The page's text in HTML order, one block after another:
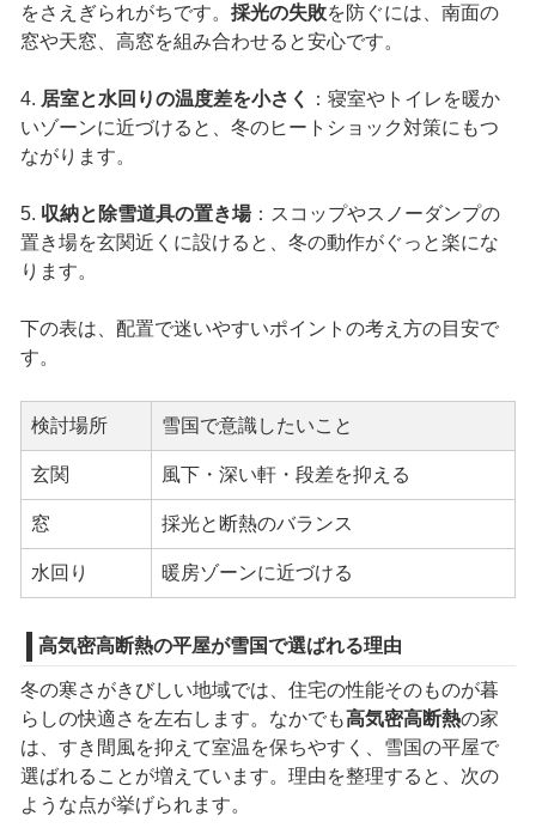
をさえぎられがちです。 採光の失敗を防ぐには、南面の
窓や天窓、高窓を組み合わせると安心です。
4. 居室と水回りの温度差を小さく
：寝室やトイレを暖か
いゾーンに近づけると、冬のヒートショック対策にもつ
ながります。
5. 収納と除雪道具の置き場：スコップやスノーダンプの
置き場を玄関近くに設けると、冬の動作がぐっと楽にな
ります。
下の表は、配置で迷いやすいポイントの考え方の目安で
す。
検討場所 雪国で意識したいこと
玄関 風下・深い軒・段差を抑える
窓 採光と断熱のバランス
水回り 暖房ゾーンに近づける
高気密高断熱の平屋が雪国で選ばれる理由
冬の寒さがきびしい地域では、住宅の性能そのものが暮
らしの快適さを左右します。なかでも高気密高断熱の家
は、すき間風を抑えて室温を保ちやすく、雪国の平屋で
選ばれることが増えています。理由を整理すると、次の
ような点が挙げられます。